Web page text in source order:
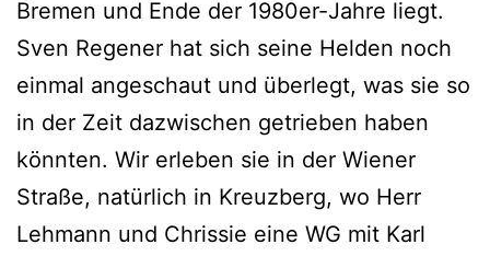
Bremen und Ende der 1980er-Jahre liegt.
Sven Regener hat sich seine Helden noch
einmal angeschaut und überlegt, was sie so
in der Zeit dazwischen getrieben haben
könnten. Wir erleben sie in der Wiener
Straße, natürlich in Kreuzberg, wo Herr
Lehmann und Chrissie eine WG mit Karl